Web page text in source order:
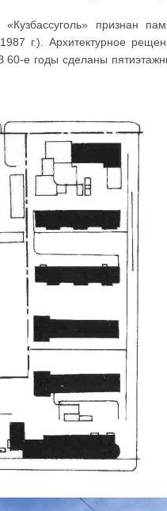
признан
г.). Архитектурное
е годы сделаны